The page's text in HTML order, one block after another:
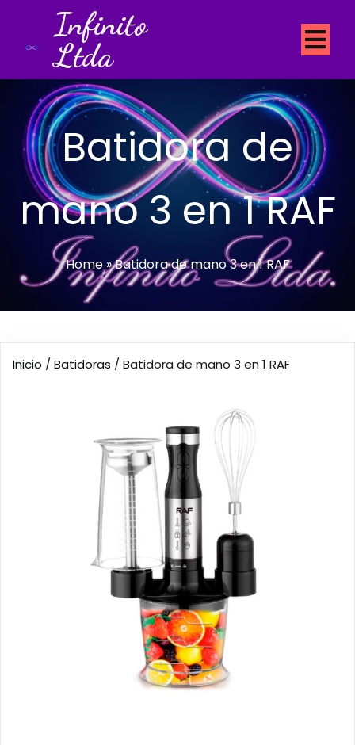
Infinito
Ltda
Batidora de
mano 3 en 1 RAF
Home»Batidora de mano 3 en 1 RAF
Inicio /Batidoras / Batidora de mano 3 en 1 RAF